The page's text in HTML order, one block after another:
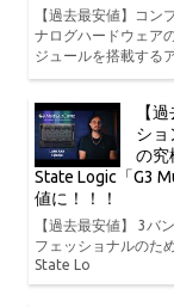
【過去最安値】コン
ナログハードウェア
ジュールを搭載する
【
ショ
の究
State Logic「G3
値に！！！
【過去最安値】 3バ
フェッショナルのた
State Lo